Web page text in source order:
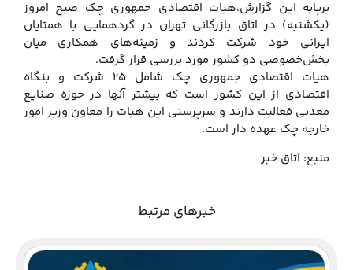
برپایه این گزارش،هیات اقتصادی جمهوری چك صبح امروز
(یكشنبه) در اتاق بازرگانی تهران در گردهمایی با همتایان
ایرانی خود شركت كردند و زمینه‌های همكاری میان
بخش‌خصوصی دو كشور مورد بررسی قرار گرفت.
هیات اقتصادی جمهوری چك شامل 25 شركت و بنگاه
اقتصادی از این كشور است كه بیشتر آنها در حوزه صنایع
معدنی فعالیت دارند و سرپرستی این هیات را معاون وزیر امور
خارجه چك عهده دار است.
منبع: اتاق خبر
خبرهای مرتبط